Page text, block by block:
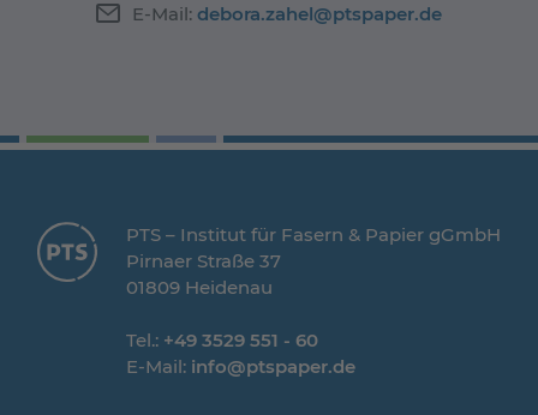
E-Mail: debora.zahel@ptspaper.de
PTS – Institut für Fasern & Papier gGmbH
Pirnaer Straße 37
01809 Heidenau
Tel.: +49 3529 551 - 60
E-Mail: info@ptspaper.de